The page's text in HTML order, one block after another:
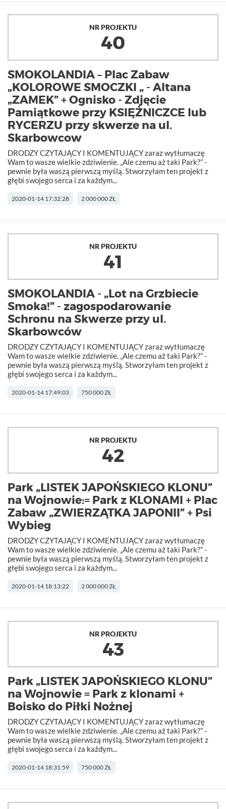
NR PROJEKTU
40
SMOKOLANDIA – Plac Zabaw
„KOLOROWE SMOCZKI „ - Altana
„ZAMEK” + Ognisko - Zdjęcie
Pamiątkowe przy KSIĘŻNICZCE lub
RYCERZU przy skwerze na ul.
Skarbowcow
DRODZY CZYTAJĄCY I KOMENTUJĄCY zaraz wytłumaczę
Wam to wasze wielkie zdziwienie. „Ale czemu aż taki Park?” -
pewnie była waszą pierwszą myślą. Stworzyłam ten projekt z
głębi swojego serca i za każdym...
2020-01-14 17:32:28 2 000 000 ZŁ
NR PROJEKTU
41
SMOKOLANDIA - „Lot na Grzbiecie
Smoka!” - zagospodarowanie
Schronu na Skwerze przy ul.
Skarbowców
DRODZY CZYTAJĄCY I KOMENTUJĄCY zaraz wytłumaczę
Wam to wasze wielkie zdziwienie. „Ale czemu aż taki Park?” -
pewnie była waszą pierwszą myślą. Stworzyłam ten projekt z
głębi swojego serca i za każdym...
2020-01-14 17:49:03 750 000 ZŁ
NR PROJEKTU
42
Park „LISTEK JAPOŃSKIEGO KLONU”
na Wojnowie:= Park z KLONAMI + Plac
Zabaw „ZWIERZĄTKA JAPONII” + Psi
Wybieg
DRODZY CZYTAJĄCY I KOMENTUJĄCY zaraz wytłumaczę
Wam to wasze wielkie zdziwienie. „Ale czemu aż taki Park?” -
pewnie była waszą pierwszą myślą. Stworzyłam ten projekt z
głębi swojego serca i za każdym...
2020-01-14 18:13:22 2 000 000 ZŁ
NR PROJEKTU
43
Park „LISTEK JAPOŃSKIEGO KLONU”
na Wojnowie = Park z klonami +
Boisko do Piłki Nożnej
DRODZY CZYTAJĄCY I KOMENTUJĄCY zaraz wytłumaczę
Wam to wasze wielkie zdziwienie. „Ale czemu aż taki Park?” -
pewnie była waszą pierwszą myślą. Stworzyłam ten projekt z
głębi swojego serca i za każdym...
2020-01-14 18:31:59 750 000 ZŁ